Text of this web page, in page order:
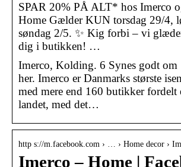
SPAR 20% PÅ ALT* hos Imerco
Home Gælder KUN torsdag 29/4,
søndag 2/5. ✨ Kig forbi – vi
dig i butikken! …
Imerco, Kolding. 6 Synes godt om
her. Imerco er Danmarks største
med mere end 160 butikker fordelt
landet, med det…
http s://m.facebook.com › … › Home decor ›
Imerco – Home |